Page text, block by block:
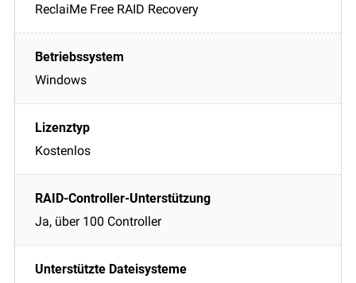
ReclaiMe Free RAID Recovery
Windows
Kostenlos
Ja, über 100 Controller